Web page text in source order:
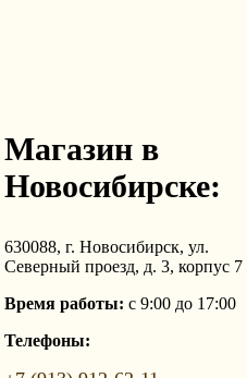
Магазин в
Новосибирске:
630088, г. Новосибирск, ул.
Северный проезд, д. 3, корпус 7
Время работы: с 9:00 до 17:00
Телефоны: